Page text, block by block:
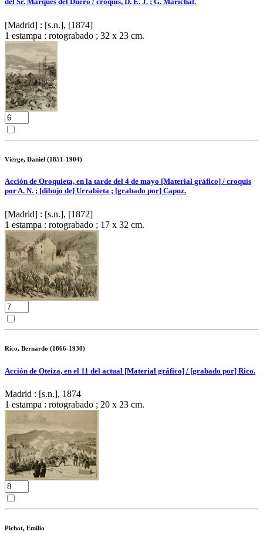
[Madrid] : [s.n.], [1874]
1 estampa : rotograbado ; 32 x 23 cm.
Vierge, Daniel (1851-1904)
Acción de Oroquieta, en la tarde del 4 de mayo [Material gráfico] / croquis
por A. N. ; [dibujo de] Urrabieta ; [grabado por] Capuz.
[Madrid] : [s.n.], [1872]
1 estampa : rotograbado ; 17 x 32 cm.
Rico, Bernardo (1866-1930)
Acción de Oteiza, en el 11 del actual [Material gráfico] / [grabado por] Rico.
Madrid : [s.n.], 1874
1 estampa : rotograbado ; 20 x 23 cm.
Pichot, Emilio